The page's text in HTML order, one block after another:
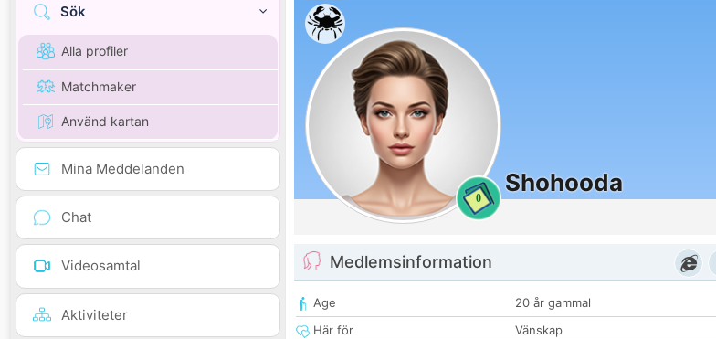
Sök
Alla profiler
Matchmaker
Använd kartan
Mina Meddelanden
Chat
Videosamtal
Aktiviteter
0
Shohooda
Medlemsinformation
Age
20 år gammal
Här för
Vänskap